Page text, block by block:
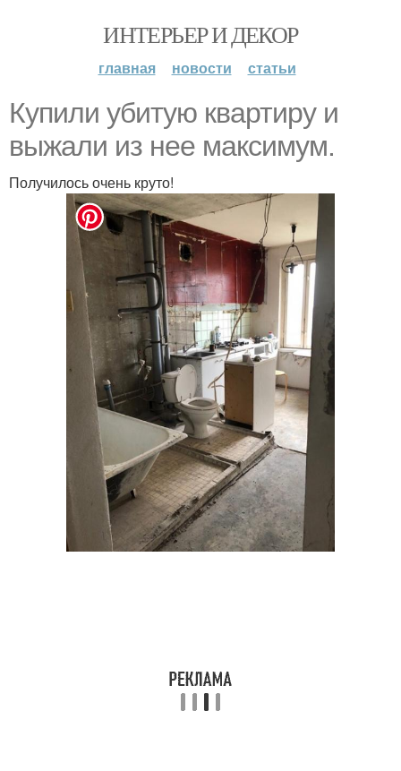
ИНТЕРЬЕР И ДЕКОР
главная новости статьи
Купили убитую квартиру и
выжали из нее максимум.
Получилось очень круто!